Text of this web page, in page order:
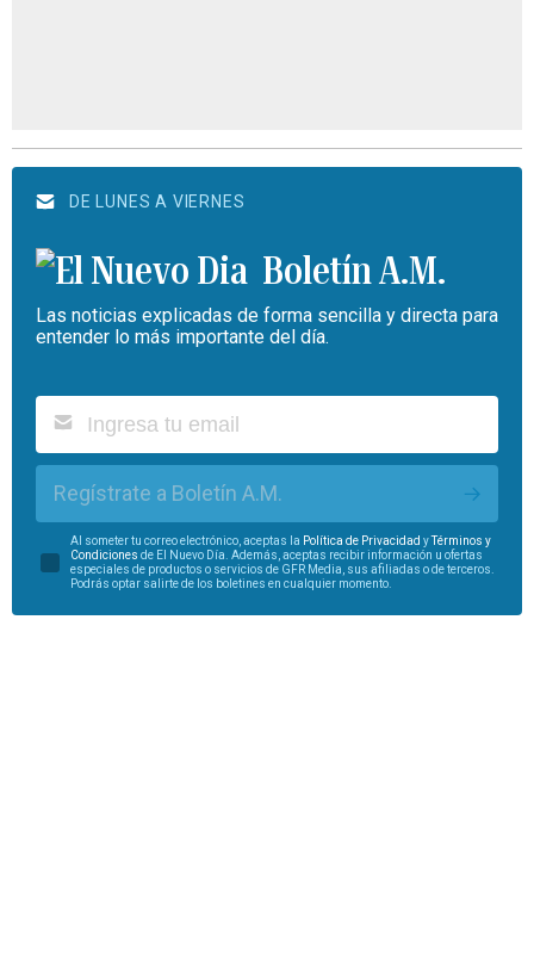
DE LUNES A VIERNES
Boletín A.M.
Las noticias explicadas de forma sencilla y directa para
entender lo más importante del día.
Regístrate a Boletín A.M.
Al someter tu correo electrónico, aceptas la Política de Privacidad y
Términos y
Condiciones de El Nuevo Día. Además, aceptas recibir información u ofertas
especiales de productos o servicios de GFR Media, sus afiliadas o de terceros.
Podrás optar salirte de los boletines en cualquier momento.